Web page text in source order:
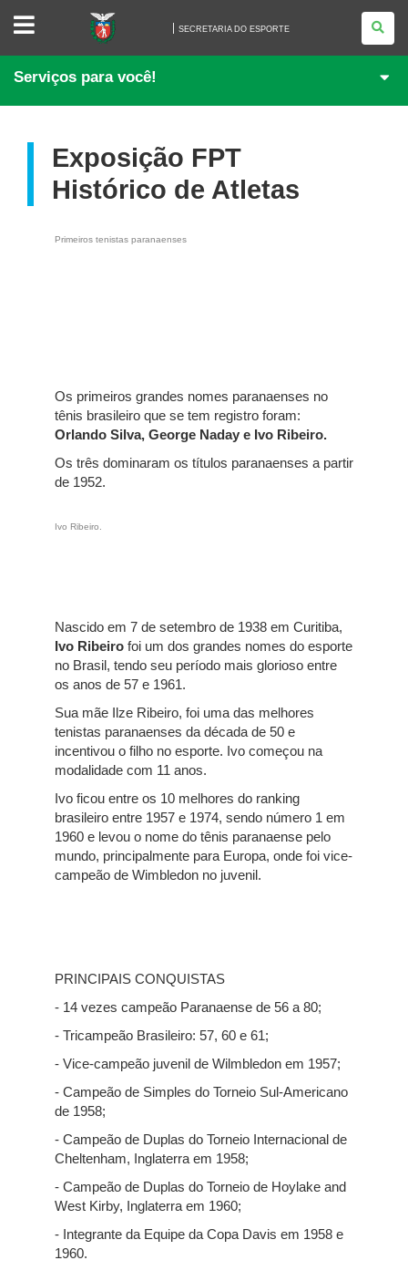
SECRETARIA
ESPORTE
SECRETARIA DO ESPORTE
Serviços para você!
Exposição FPT
Histórico de Atletas
Primeiros tenistas paranaenses
Os primeiros grandes nomes paranaenses no
tênis brasileiro que se tem registro foram:
Orlando Silva, George Naday e Ivo Ribeiro.
Os três dominaram os títulos paranaenses a partir
de 1952.
Ivo Ribeiro.
Nascido em 7 de setembro de 1938 em Curitiba,
Ivo Ribeiro foi um dos grandes nomes do esporte
no Brasil, tendo seu período mais glorioso entre
os anos de 57 e 1961.
Sua mãe Ilze Ribeiro, foi uma das melhores
tenistas paranaenses da década de 50 e
incentivou o filho no esporte. Ivo começou na
modalidade com 11 anos.
Ivo ficou entre os 10 melhores do ranking
brasileiro entre 1957 e 1974, sendo número 1 em
1960 e levou o nome do tênis paranaense pelo
mundo, principalmente para Europa, onde foi vice-
campeão de Wimbledon no juvenil.
PRINCIPAIS CONQUISTAS
- 14 vezes campeão Paranaense de 56 a 80;
- Tricampeão Brasileiro: 57, 60 e 61;
- Vice-campeão juvenil de Wilmbledon em 1957;
- Campeão de Simples do Torneio Sul-Americano
de 1958;
- Campeão de Duplas do Torneio Internacional de
Cheltenham, Inglaterra em 1958;
- Campeão de Duplas do Torneio de Hoylake and
West Kirby, Inglaterra em 1960;
- Integrante da Equipe da Copa Davis em 1958 e
1960.